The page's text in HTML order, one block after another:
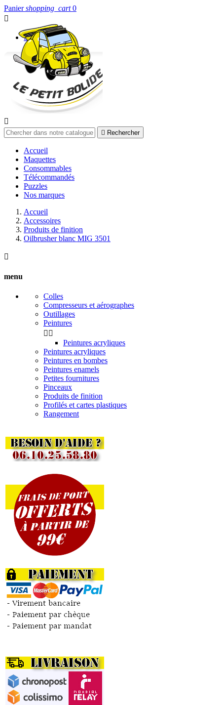
Panier shopping_cart 0

 Connexion

 Rechercher
Accueil
Maquettes
Consommables
Télécommandés
Puzzles
Nos marques
Accueil
Accessoires
Produits de finition
Oilbrusher blanc MIG 3501

menu
Colles
Compresseurs et aérographes
Outillages
Peintures
 
Peintures acryliques
Peintures acryliques
Peintures en bombes
Peintures enamels
Petites fournitures
Pinceaux
Produits de finition
Profilés et cartes plastiques
Rangement